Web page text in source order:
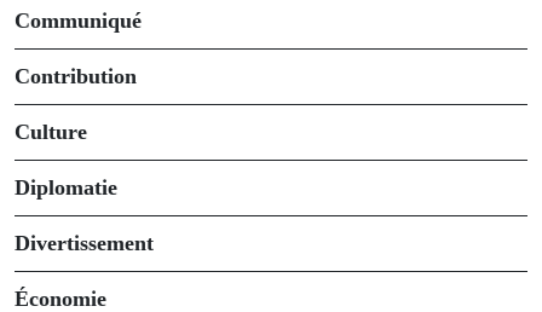
Communiqué
Contribution
Culture
Diplomatie
Divertissement
Économie